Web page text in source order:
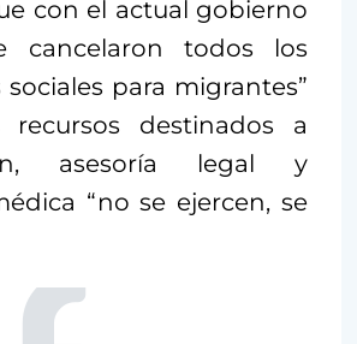
con el actual gobierno
cancelaron todos los
para migrantes”
destinados a
asesoría legal y
“no se ejercen, se